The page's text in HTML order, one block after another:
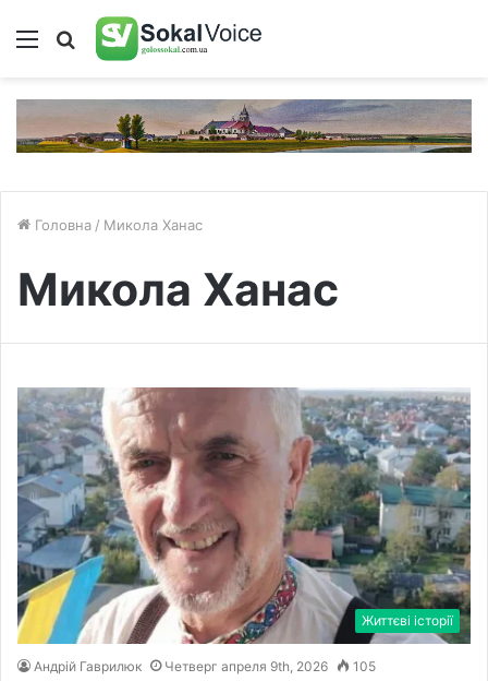
Меню Пошук
Головна / Микола Ханас
Микола Ханас
Життєві історії
Андрій Гаврилюк Четверг апреля 9th, 2026 105